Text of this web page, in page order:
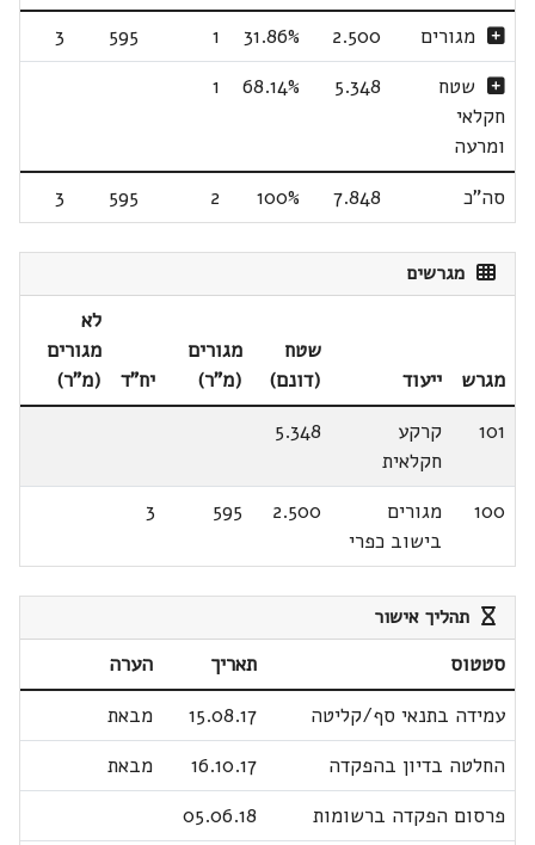
מגורים
2.500
31.86%
1
595
3
שטח
חקלאי
ומרעה
5.348
68.14%
1
סה"כ 7.848
100%
2
595
3
מגרשים
מגרש ייעוד
שטח
(דונם)
מגורים
(מ"ר)
יח"ד
לא
מגורים
(מ"ר)
101
קרקע
חקלאית
5.348
100
מגורים
בישוב כפרי
2.500
595
3
תהליך אישור
סטטוס תאריך
הערה
עמידה בתנאי סף/קליטה
15.08.17
מבאת
החלטה בדיון בהפקדה
16.10.17
מבאת
פרסום הפקדה ברשומות
05.06.18